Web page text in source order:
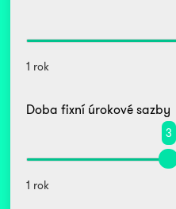
1 rok
Doba fixní úrokové sazby
3
1 rok